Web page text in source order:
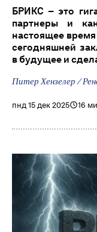
БРИКС – это
партнеры и
настоящее
сегодняшней
в будущее и
Питер Хензелер /
пнд 15 дек 2025 16